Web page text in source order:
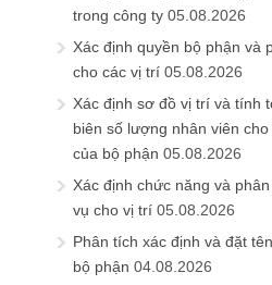
trong công ty 05.08.2026
Xác định quyền bộ phận và
cho các vị trí 05.08.2026
Xác định sơ đồ vị trí và tính
biên số lượng nhân viên
của bộ phận 05.08.2026
Xác định chức năng và
vụ cho vị trí 05.08.2026
Phân tích xác định và đặt
bộ phận 04.08.2026